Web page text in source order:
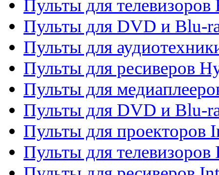
Пульты для
Пульты для DVD и Blu-
Пульты для
Пульты для ресиверов
Пульты для
Пульты для DVD и Blu-
Пульты для проекторов
Пульты для